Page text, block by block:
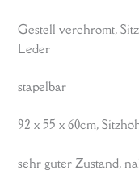
Gestell verchromt,
Leder
stapelbar
92 x 55 x 60cm,
sehr guter Zustand,